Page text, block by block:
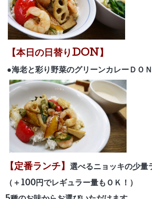
【本日の日替りDON】
●海老と彩り野菜のグリーンカレーＤＯＮ
【定番ランチ】 選べるニョッキの少量
（＋100円でレギュラー量もＯＫ！）